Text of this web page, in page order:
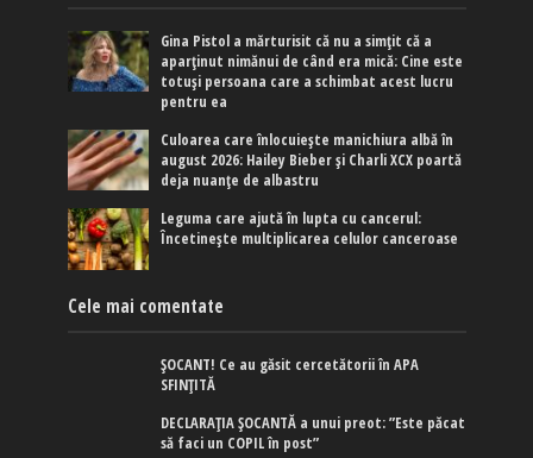
Gina Pistol a mărturisit că nu a simțit că a
aparținut nimănui de când era mică: Cine este
totuși persoana care a schimbat acest lucru
pentru ea
Culoarea care înlocuiește manichiura albă în
august 2026: Hailey Bieber și Charli XCX poartă
deja nuanțe de albastru
Leguma care ajută în lupta cu cancerul:
Încetinește multiplicarea celulor canceroase
Cele mai comentate
ȘOCANT! Ce au găsit cercetătorii în APA
SFINȚITĂ
DECLARAȚIA ȘOCANTĂ a unui preot: ”Este păcat
să faci un COPIL în post”